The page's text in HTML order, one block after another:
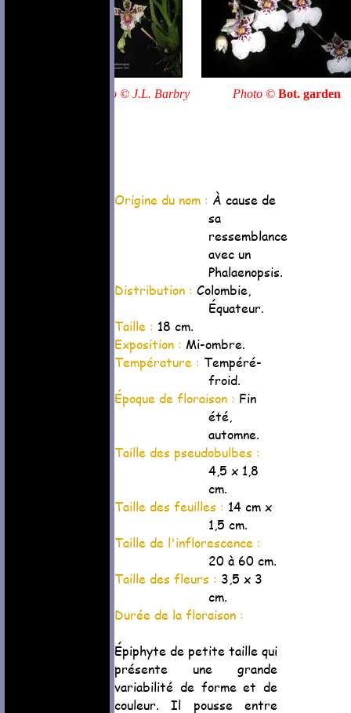
Photo © J.L. Barbry Photo © Bot. garden
Origine du nom : À cause de
sa
ressemblance
avec un
Phalaenopsis.
Distribution : Colombie,
Équateur.
Taille : 18 cm.
Exposition : Mi-ombre.
Température : Tempéré-
froid.
Époque de floraison : Fin
été,
automne.
Taille des pseudobulbes :
4,5 x 1,8
cm.
Taille des feuilles : 14 cm x
1,5 cm.
Taille de l'inflorescence :
20 à 60 cm.
Taille des fleurs : 3,5 x 3
cm.
Durée de la floraison :
Épiphyte de petite taille qui
présente une grande
variabilité de forme et de
couleur. Il pousse entre